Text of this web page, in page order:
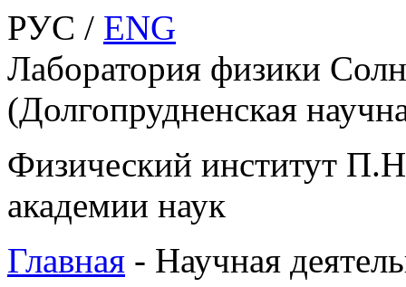
РУС / ENG
Лаборатория физики
(Долгопрудненская
Физический институт
академии наук
Главная - Научная